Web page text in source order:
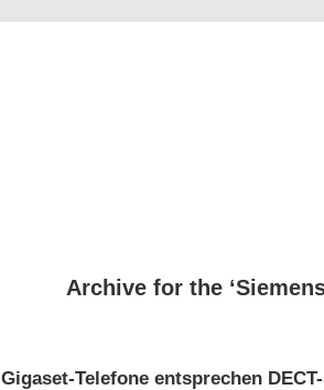
Archive for the
Gigaset-Telefone entsprechen